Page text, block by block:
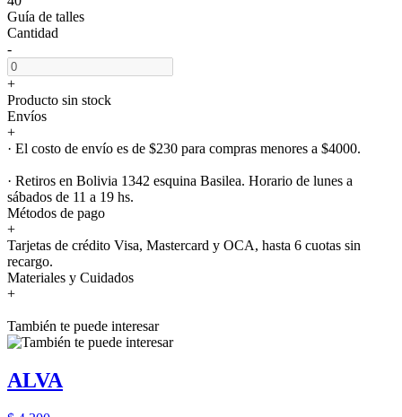
Guía de talles
Cantidad
-
+
Producto sin stock
Envíos
+
· El costo de envío es de $230 para compras menores a $4000.
· Retiros en Bolivia 1342 esquina Basilea. Horario de lunes a
sábados de 11 a 19 hs.
Métodos de pago
+
Tarjetas de crédito Visa, Mastercard y OCA, hasta 6 cuotas sin
recargo.
Materiales y Cuidados
+
También te puede interesar
ALVA